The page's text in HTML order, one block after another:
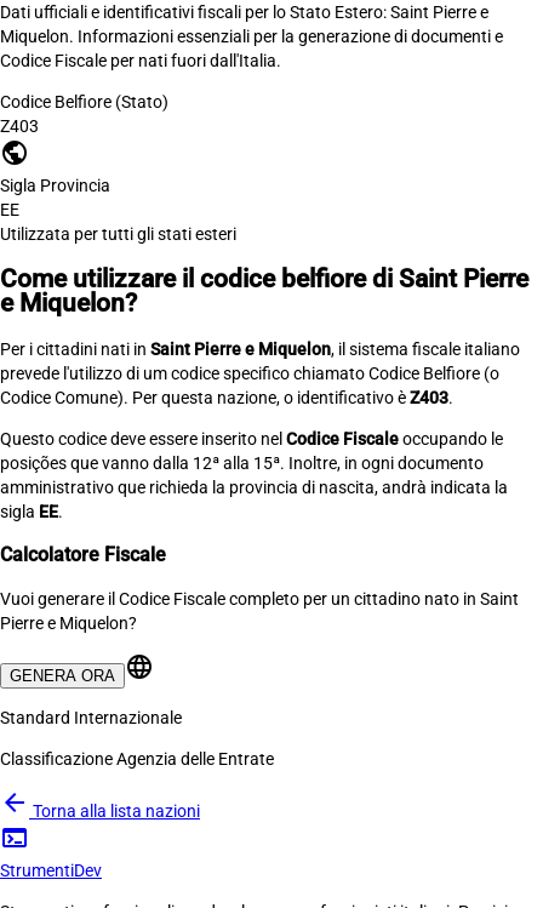
Dati ufficiali e identificativi fiscali per lo Stato Estero: Saint Pierre e
Miquelon. Informazioni essenziali per la generazione di documenti e
Codice Fiscale per nati fuori dall'Italia.
Codice Belfiore (Stato)
Z403
public
Sigla Provincia
EE
Utilizzata per tutti gli stati esteri
Come utilizzare il codice belfiore di Saint Pierre
e Miquelon?
Per i cittadini nati in Saint Pierre e Miquelon, il sistema fiscale italiano
prevede l'utilizzo di um codice specifico chiamato Codice Belfiore (o
Codice Comune). Per questa nazione, o identificativo èZ403.
Questo codice deve essere inserito nel Codice Fiscaleoccupando le
posições que vanno dalla 12ª alla 15ª. Inoltre, in ogni documento
amministrativo que richieda la provincia di nascita, andrà indicata la
sigla EE.
Calcolatore Fiscale
Vuoi generare il Codice Fiscale completo per un cittadino nato in Saint
Pierre e Miquelon?
GENERA ORA language
Standard Internazionale
Classificazione Agenzia delle Entrate
arrow_back Torna alla lista nazioni
terminal
StrumentiDev